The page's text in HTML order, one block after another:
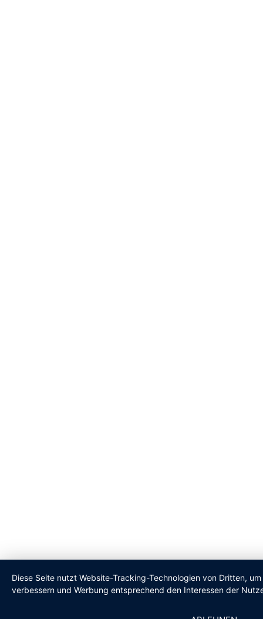
Diese Seite nutzt Website-Tracking-Technologien von Dritten,
verbessern und Werbung entsprechend den Interessen der